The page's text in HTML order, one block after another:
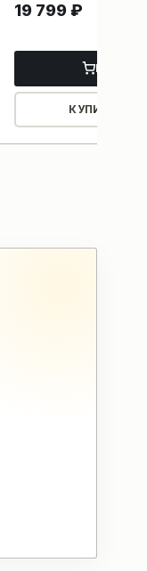
19 799₽
В
КУПИТЬ В 1